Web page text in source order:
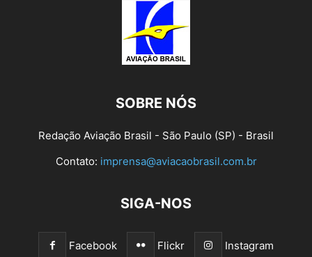
SOBRE NÓS
Redação Aviação Brasil - São Paulo (SP) - Brasil
Contato: imprensa@aviacaobrasil.com.br
SIGA-NOS
Facebook Flickr Instagram